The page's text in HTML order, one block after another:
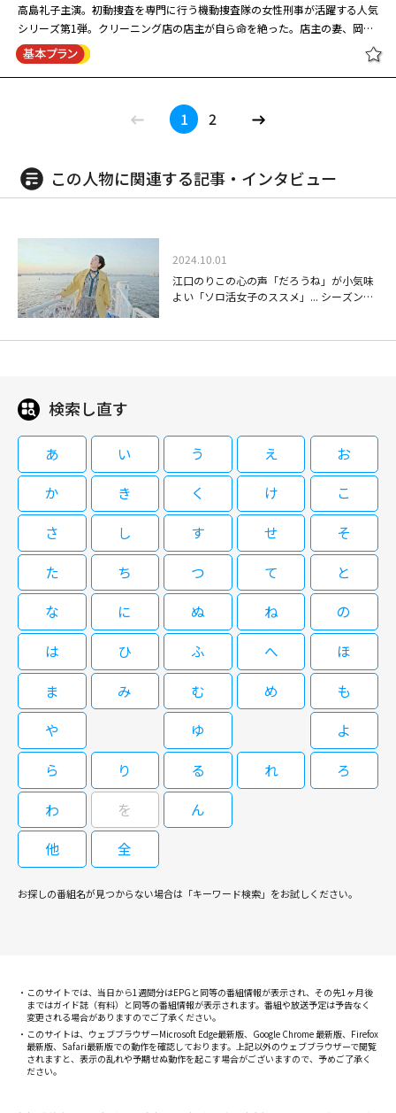
武器は「問診」！患者と向き合い、徹底的に患者の話を聞き、時には患者の
話に隠された嘘を見抜 き、対話していく。穏やかで飄々としており、一見
つかみどころのない人物に見える徳重だが、その根底には、「人」や
によって解きほぐされ、導かれていく。 さらに同じ病院の整形外科で働く
新米医師・滝野みずきを小芝風花、外科部長の息子で外科医の東郷康二郎を
な普遍的な問いを、日々の診療を通して温かく投げかける、“人 を診る”と
いうテーマを描く医療ドラマ！2025年作品。
08/21(金)15:15～16:05
患者にとっての最善を見つけ出し、生き 方そのものに手を差し伸べる19番
目の新領域「総合診療医」を描く新しいヒューマン医療エンターテインメン
を丁寧にすくい取り、その人の暮らしや家庭環境、心の状態までも含め
て、“総合的 に”診察を行う科。19番目の新領域として発足したものの、ま
話に隠された嘘を見抜 き、対話していく。穏やかで飄々としており、一見
つかみどころのない人物に見える徳重だが、その根底には、「人」や
「命」や「生きること」に向き合い、救いたいという強い思いがある。日常
の中で誰もが抱える小さな苦しみが、総合診 療医・徳重だからできる診療
新米医師・滝野みずきを小芝風花、外科部長の息子で外科医の東郷康二郎を
な普遍的な問いを、日々の診療を通して温かく投げかける、“人 を診る”と
いうテーマを描く医療ドラマ！2025年作品。
［字］１９番目のカルテ「ひとを、
診る人」第8回
08/21(金)16:05～17:10
松本潤が初の医師役に挑戦！病気を診るだけでなく、心や生活背景をもとに
目の新領域「総合診療医」を描く新しいヒューマン医療エンターテインメン
を丁寧にすくい取り、その人の暮らしや家庭環境、心の状態までも含め
て、“総合的 に”診察を行う科。19番目の新領域として発足したものの、ま
だ広く世間には存在が認知されていない。そんな総合診 療医である徳重の
武器は「問診」！患者と向き合い、徹底的に患者の話を聞き、時には患者の
話に隠された嘘を見抜 き、対話していく。穏やかで飄々としており、一見
つかみどころのない人物に見える徳重だが、その根底には、「人」や
「命」や「生きること」に向き合い、救いたいという強い思いがある。日常
の中で誰もが抱える小さな苦しみが、総合診 療医・徳重だからできる診療
によって解きほぐされ、導かれていく。 さらに同じ病院の整形外科で働く
新米医師・滝野みずきを小芝風花、外科部長の息子で外科医の東郷康二郎を
新田 真剣佑、小児科医の有松しおりを木村佳乃、徳重の恩師・赤池登を田
中泯が演じた。 現代社会において、「生きる」とはどういうことか。そん
な普遍的な問いを、日々の診療を通して温かく投げかける、“人 を診る”と
いうテーマを描く医療ドラマ！2025年作品。
死体の第一発見者となってしまう。
はキャラクターが固まってさらに演じやすくなったと口を揃え、コンビネー
ションばっちりだ。 熊谷コンツェルンの会長・熊谷紫（中村玉緒）は、ト
ップの立場を隠して現場の清掃仕事を続けている。同僚の花巻奈々子（さと
う珠緒）は左遷されて清掃の現場に配転になった。2人は今、老舗の温泉旅
ニオンの雅世（古川理科）が、部屋に大量の血痕を残して行方不明になって
しまう。雅世は新しくコンパニオンの会社を起こそうとして、元芸者でコン
人・後藤英寿（宇崎慧）は警察から事情聴取を受ける。一方、流れ者の板
前・沼田（津田寛治）と百合奴の密会現場に居合わせた紫と奈々子は、2人
高島礼子主演。初動捜査を専門に行う機動捜査隊の女性刑事が活躍する人気
シリーズ第1弾。クリーニング店の店主が自ら命を絶った。店主の妻、岡山
幸江は殺人を主張するが、機動捜査隊の帆村純は、その態度に不審を抱く。
その後、純は前日に空き巣被害を受けた佐々木の家へ向かう。家は荒らされ
と告白。しかし純は、空き巣の犯行が女性の手口には思えなかった。そんな
折、佐々木が何者かにひき逃げされる。
キソウの女1 帆村純 刑事部機動捜査
隊
幸江は殺人を主張するが、機動捜査隊の帆村純は、その態度に不審を抱く。
その後、純は前日に空き巣被害を受けた佐々木の家へ向かう。家は荒らされ
ていたものの、盗難被害はない。佐々木は別れ話のもつれによる愛人の仕業
と告白。しかし純は、空き巣の犯行が女性の手口には思えなかった。そんな
折、佐々木が何者かにひき逃げされる。
1 2
この人物に関連する記事・インタビュー
2024.10.01
江口のりこの心の声「だろうね」が小気味
よい「ソロ活女子のススメ」... シーズン3
必見
検索し直す
あ い う え
お
か
き く け
こ
さ
し す せ
そ
た
ち つ て
と
な
に ぬ ね
の
は
ひ ふ へ
ほ
ま
み む め
も
や
ゆ
よ
ら
り る れ
ろ
わ
を
ん
他
全
お探しの番組名が見つからない場合は「キーワード検索」をお試しください。
このサイトでは、当日から1週間分はEPGと同等の番組情報が表示され、その先1ヶ月後
まではガイド誌（有料）と同等の番組情報が表示されます。番組や放送予定は予告なく
変更される場合がありますのでご了承ください。
このサイトは、ウェブブラウザーMicrosoft Edge最新版、Google Chrome 最新版、Firefox
最新版、Safari最新版での動作を確認しております。上記以外のウェブブラウザーで閲覧
されますと、表示の乱れや予期せぬ動作を起こす場合がございますので、予めご了承く
ださい。